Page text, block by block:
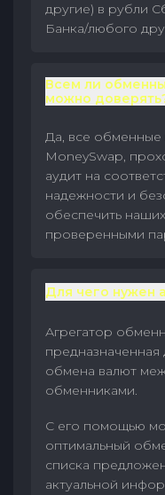
другие) в рубли
Банка/любого
Всем ли
можно
Да, все обменные
MoneySwap,
аудит на
надежности и
обеспечить
проверенными
Для чего нужен
Агрегатор
предназначенная
обмена валют
обменниками.
С его помощью
оптимальный
списка
актуальной